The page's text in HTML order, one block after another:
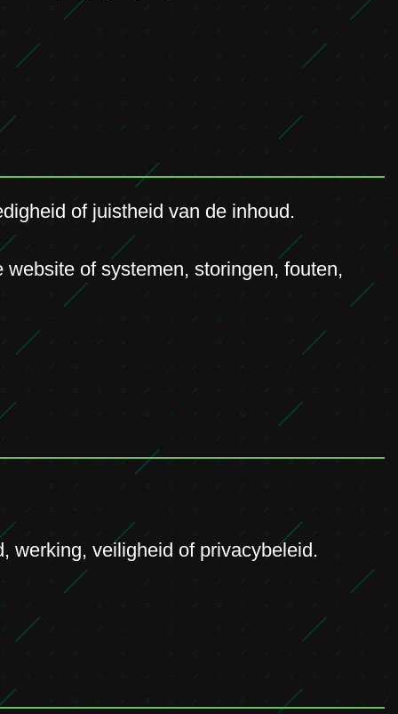
of juistheid van de inhoud.
of systemen, storingen, fouten,
werking, veiligheid of privacybeleid.